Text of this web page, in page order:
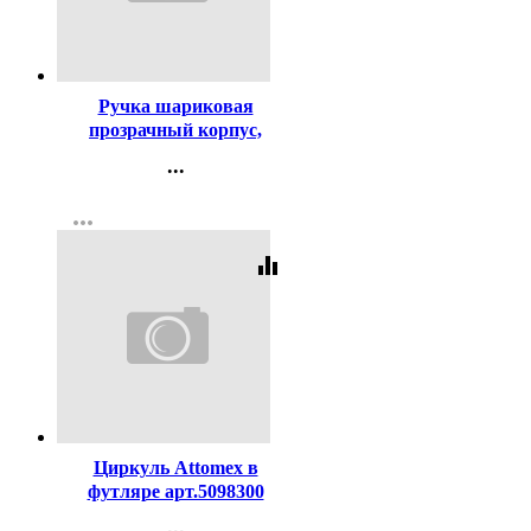
Ручка шариковая
прозрачный корпус,
синий, 1,0мм арт.ВМС10-02
...
Регистрация
more_horiz
equalizer
Циркуль Attomex в
футляре арт.5098300